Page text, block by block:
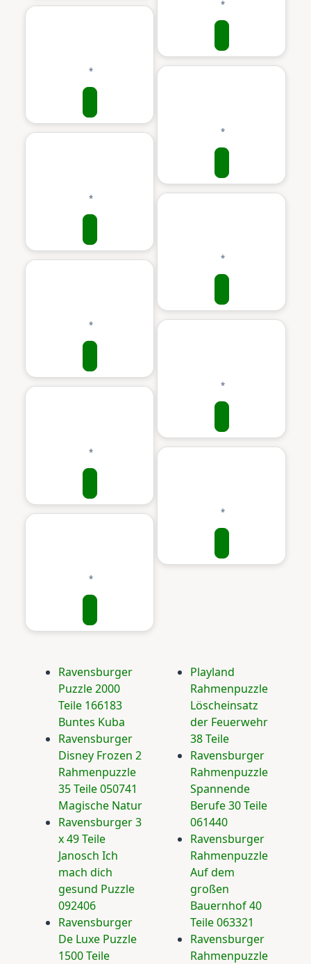
Ravensburger
Puzzle 2000
Teile 166183
Buntes Kuba
Ravensburger
Disney Frozen 2
Rahmenpuzzle
35 Teile 050741
Magische Natur
Ravensburger 3
x 49 Teile
Janosch Ich
mach dich
gesund Puzzle
092406
Ravensburger
De Luxe Puzzle
1500 Teile
Playland
Rahmenpuzzle
Löscheinsatz
der Feuerwehr
38 Teile
Ravensburger
Rahmenpuzzle
Spannende
Berufe 30 Teile
061440
Ravensburger
Rahmenpuzzle
Auf dem
großen
Bauernhof 40
Teile 063321
Ravensburger
Rahmenpuzzle